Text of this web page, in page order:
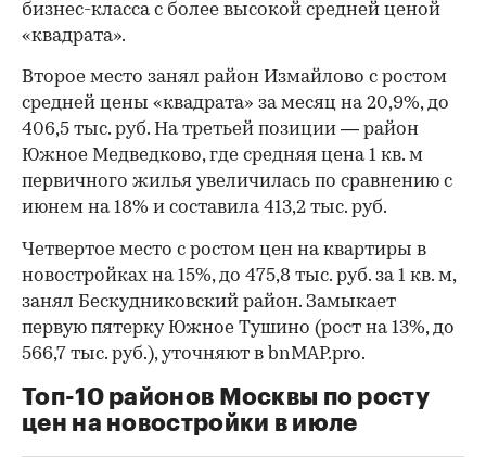
бизнес-класса с более высокой средней ценой
«квадрата».
Второе место занял район Измайлово с ростом
средней цены «квадрата» за месяц на 20,9%, до
406,5 тыс. руб. На третьей позиции — район
Южное Медведково, где средняя цена 1 кв. м
первичного жилья увеличилась по сравнению с
июнем на 18% и составила 413,2 тыс. руб.
Четвертое место с ростом цен на квартиры в
новостройках на 15%, до 475,8 тыс. руб. за 1 кв. м,
занял Бескудниковский район. Замыкает
первую пятерку Южное Тушино (рост на 13%, до
566,7 тыс. руб.), уточняют в bnMAP.pro.
Топ-10 районов Москвы по росту
цен на новостройки в июле